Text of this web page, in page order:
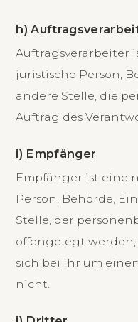
h)
Auftragsverarbeiter
juristische Person,
andere Stelle, die
Auftrag des
i) Empfänger
Empfänger ist eine
Person, Behörde,
Stelle, der
offengelegt
sich bei ihr um
nicht.